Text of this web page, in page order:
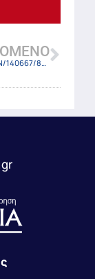
Κ.Υ.Α. ΥΠΕΝ/ΥΔΕΝ/140667/826/24 (ΦΕΚ-6970 Β/19-12-24)